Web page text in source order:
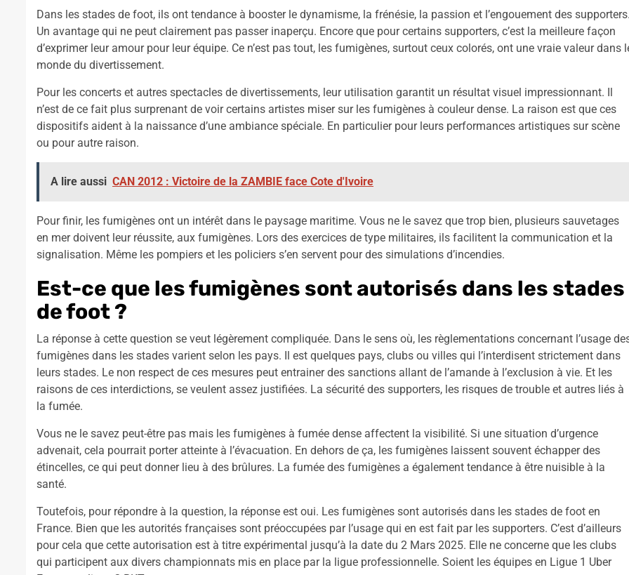
Dans les stades de foot, ils ont tendance à booster le dynamisme, la frénésie, la passion et l’engouement des
Un avantage qui ne peut clairement pas passer inaperçu. Encore que pour certains supporters, c’est la meilleure façon
d’exprimer leur amour pour leur équipe. Ce n’est pas tout, les fumigènes, surtout ceux colorés, ont une vraie valeur dans
monde du divertissement.
Pour les concerts et autres spectacles de divertissements, leur utilisation garantit un résultat visuel impressionnant. Il
n’est de ce fait plus surprenant de voir certains artistes miser sur les fumigènes à couleur dense. La raison est que ces
dispositifs aident à la naissance d’une ambiance spéciale. En particulier pour leurs performances artistiques sur scène
ou pour autre raison.
A lire aussi CAN 2012 : Victoire de la ZAMBIE face Cote d'Ivoire
Pour finir, les fumigènes ont un intérêt dans le paysage maritime. Vous ne le savez que trop bien, plusieurs sauvetages
en mer doivent leur réussite, aux fumigènes. Lors des exercices de type militaires, ils facilitent la communication et la
signalisation. Même les pompiers et les policiers s’en servent pour des simulations d’incendies.
Est-ce que les fumigènes sont autorisés dans les stades
de foot ?
La réponse à cette question se veut légèrement compliquée. Dans le sens où, les règlementations concernant l’usage
fumigènes dans les stades varient selon les pays. Il est quelques pays, clubs ou villes qui l’interdisent strictement dans
leurs stades. Le non respect de ces mesures peut entrainer des sanctions allant de l’amande à l’exclusion à vie. Et les
raisons de ces interdictions, se veulent assez justifiées. La sécurité des supporters, les risques de trouble et autres liés à
la fumée.
Vous ne le savez peut-être pas mais les fumigènes à fumée dense affectent la visibilité. Si une situation d’urgence
advenait, cela pourrait porter atteinte à l’évacuation. En dehors de ça, les fumigènes laissent souvent échapper des
étincelles, ce qui peut donner lieu à des brûlures. La fumée des fumigènes a également tendance à être nuisible à la
santé.
Toutefois, pour répondre à la question, la réponse est oui. Les fumigènes sont autorisés dans les stades de foot en
France. Bien que les autorités françaises sont préoccupées par l’usage qui en est fait par les supporters. C’est d’ailleurs
pour cela que cette autorisation est à titre expérimental jusqu’à la date du 2 Mars 2025. Elle ne concerne que les clubs
qui participent aux divers championnats mis en place par la ligue professionnelle. Soient les équipes en Ligue 1 Uber